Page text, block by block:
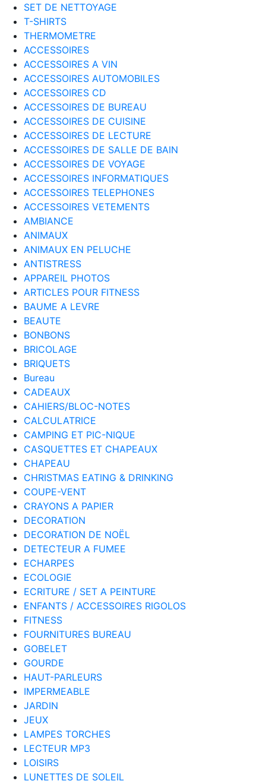
SET DE NETTOYAGE
T-SHIRTS
THERMOMETRE
ACCESSOIRES
ACCESSOIRES A VIN
ACCESSOIRES AUTOMOBILES
ACCESSOIRES CD
ACCESSOIRES DE BUREAU
ACCESSOIRES DE CUISINE
ACCESSOIRES DE LECTURE
ACCESSOIRES DE SALLE DE BAIN
ACCESSOIRES DE VOYAGE
ACCESSOIRES INFORMATIQUES
ACCESSOIRES TELEPHONES
ACCESSOIRES VETEMENTS
AMBIANCE
ANIMAUX
ANIMAUX EN PELUCHE
ANTISTRESS
APPAREIL PHOTOS
ARTICLES POUR FITNESS
BAUME A LEVRE
BEAUTE
BONBONS
BRICOLAGE
BRIQUETS
Bureau
CADEAUX
CAHIERS/BLOC-NOTES
CALCULATRICE
CAMPING ET PIC-NIQUE
CASQUETTES ET CHAPEAUX
CHAPEAU
CHRISTMAS EATING & DRINKING
COUPE-VENT
CRAYONS A PAPIER
DECORATION
DECORATION DE NOËL
DETECTEUR A FUMEE
ECHARPES
ECOLOGIE
ECRITURE / SET A PEINTURE
ENFANTS / ACCESSOIRES RIGOLOS
FITNESS
FOURNITURES BUREAU
GOBELET
GOURDE
HAUT-PARLEURS
IMPERMEABLE
JARDIN
JEUX
LAMPES TORCHES
LECTEUR MP3
LOISIRS
LUNETTES DE SOLEIL